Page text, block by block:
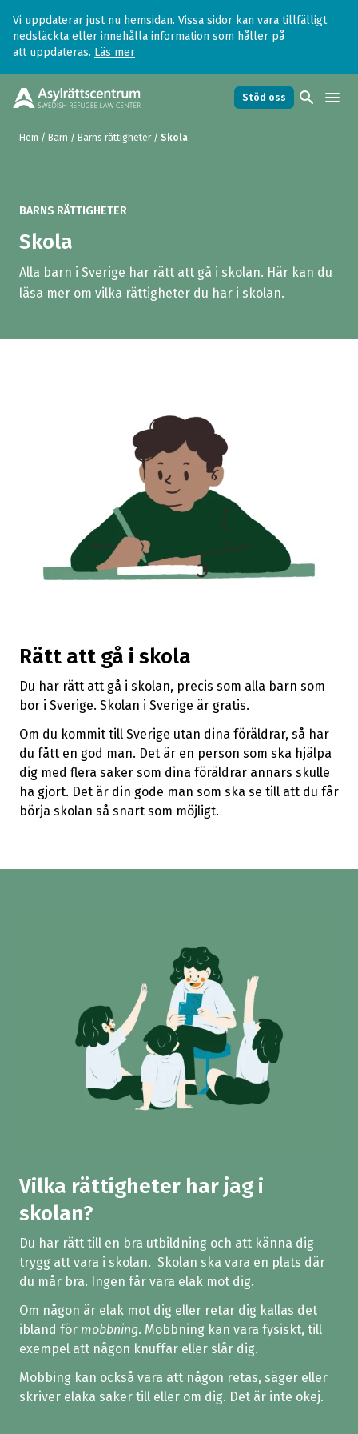
Vi uppdaterar just nu hemsidan. Vissa sidor kan vara tillfälligt
nedsläckta eller innehålla information som håller på
att uppdateras. Läs mer
Stöd oss search menu
Hem / Barn / Barns rättigheter/ Skola
BARNS RÄTTIGHETER
Skola
Alla barn i Sverige har rätt att gå i skolan. Här kan du
läsa mer om vilka rättigheter du har i skolan.
Rätt att gå i skola
Du har rätt att gå i skolan, precis som alla barn som
bor i Sverige. Skolan i Sverige är gratis.
Om du kommit till Sverige utan dina föräldrar, så har
du fått en god man. Det är en person som ska hjälpa
dig med flera saker som dina föräldrar annars skulle
ha gjort. Det är din gode man som ska se till att du får
börja skolan så snart som möjligt.
Vilka rättigheter har jag i
skolan?
Du har rätt till en bra utbildning och att känna dig
trygg att vara i skolan. Skolan ska vara en plats där
du mår bra. Ingen får vara elak mot dig.
Om någon är elak mot dig eller retar dig kallas det
ibland för mobbning. Mobbning kan vara fysiskt, till
exempel att någon knuffar eller slår dig.
Mobbing kan också vara att någon retas, säger eller
skriver elaka saker till eller om dig. Det är inte okej.